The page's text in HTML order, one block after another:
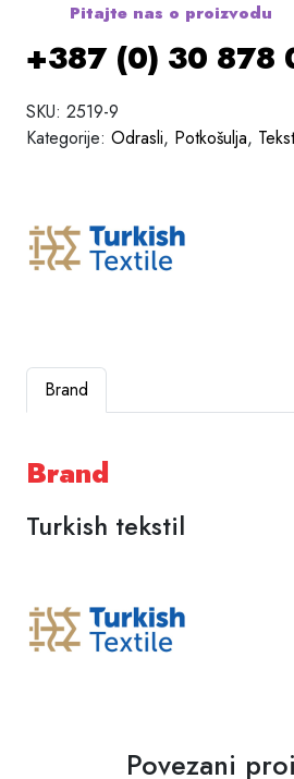
Pitajte nas o proizvodu
+387 (0) 30 878
SKU: 2519-9
Kategorije: Odrasli, Potkošulja,
Brand
Brand
Turkish tekstil
Povezani